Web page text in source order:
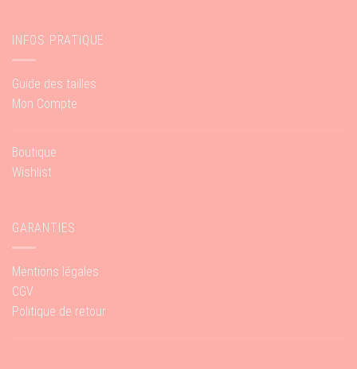
INFOS PRATIQUE
Guide des tailles
Mon Compte
Boutique
Wishlist
GARANTIES
Mentions légales
CGV
Politique de retour